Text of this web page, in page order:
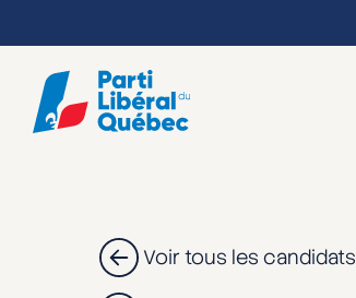
to
content
Voir tous les candidats